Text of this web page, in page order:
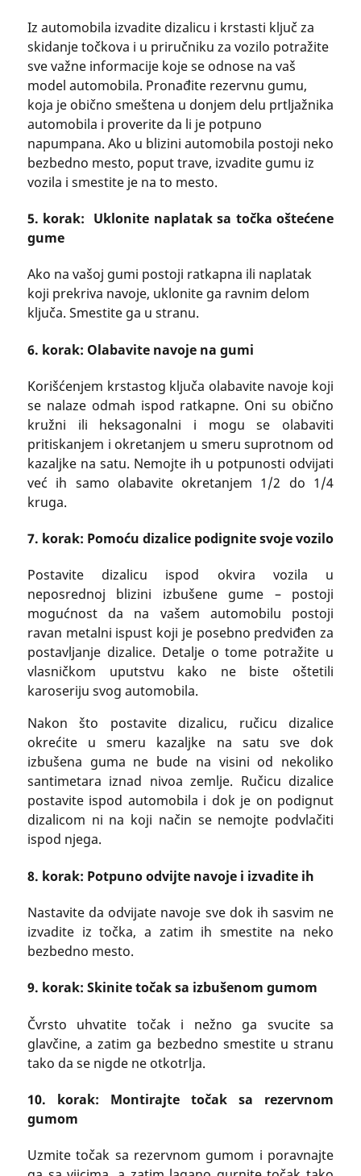
Iz automobila izvadite dizalicu i krstasti ključ za
skidanje točkova i u priručniku za vozilo potražite
sve važne informacije koje se odnose na vaš
model automobila. Pronađite rezervnu gumu,
koja je obično smeštena u donjem delu prtljažnika
automobila i proverite da li je potpuno
napumpana. Ako u blizini automobila postoji neko
bezbedno mesto, poput trave, izvadite gumu iz
vozila i smestite je na to mesto.
5. korak: Uklonite naplatak sa točka oštećene
gume
Ako na vašoj gumi postoji ratkapna ili naplatak
koji prekriva navoje, uklonite ga ravnim delom
ključa. Smestite ga u stranu.
6. korak: Olabavite navoje na gumi
Korišćenjem krstastog ključa olabavite navoje koji
se nalaze odmah ispod ratkapne. Oni su obično
kružni ili heksagonalni i mogu se olabaviti
pritiskanjem i okretanjem u smeru suprotnom od
kazaljke na satu. Nemojte ih u potpunosti odvijati
već ih samo olabavite okretanjem 1/2 do 1/4
kruga.
7. korak: Pomoću dizalice podignite svoje vozilo
Postavite dizalicu ispod okvira vozila u
neposrednoj blizini izbušene gume – postoji
mogućnost da na vašem automobilu postoji
ravan metalni ispust koji je posebno predviđen za
postavljanje dizalice. Detalje o tome potražite u
vlasničkom uputstvu kako ne biste oštetili
karoseriju svog automobila.
Nakon što postavite dizalicu, ručicu dizalice
okrećite u smeru kazaljke na satu sve dok
izbušena guma ne bude na visini od nekoliko
santimetara iznad nivoa zemlje. Ručicu dizalice
postavite ispod automobila i dok je on podignut
dizalicom ni na koji način se nemojte podvlačiti
ispod njega.
8. korak: Potpuno odvijte navoje i izvadite ih
Nastavite da odvijate navoje sve dok ih sasvim ne
izvadite iz točka, a zatim ih smestite na neko
bezbedno mesto.
9. korak: Skinite točak sa izbušenom gumom
Čvrsto uhvatite točak i nežno ga svucite sa
glavčine, a zatim ga bezbedno smestite u stranu
tako da se nigde ne otkotrlja.
10. korak: Montirajte točak sa rezervnom
gumom
Uzmite točak sa rezervnom gumom i poravnajte